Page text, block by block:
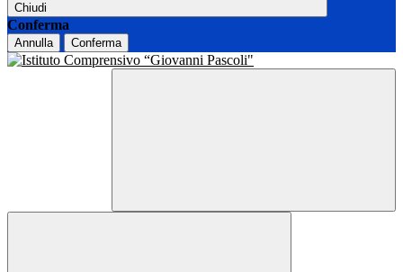
Chiudi
Conferma
Annulla Conferma